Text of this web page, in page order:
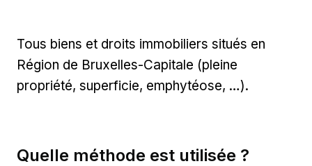
Tous biens et droits immobiliers situés en
Région de Bruxelles-Capitale (pleine
propriété, superficie, emphytéose, …).
Quelle méthode est utilisée ?